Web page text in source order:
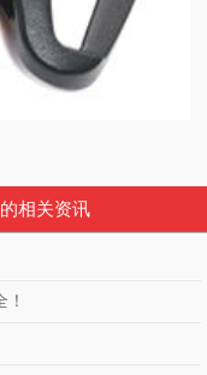
相关资讯